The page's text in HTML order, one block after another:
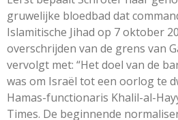
gruwelijke bloedbad dat
Islamitische Jihad op 7 oktober
overschrijden van de grens van
vervolgt met: “Het doel van de
was om Israël tot een oorlog te
Hamas-functionaris Khalil-al-
Times. De beginnende